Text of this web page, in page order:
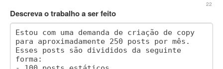
22
Descreva o trabalho a ser feito